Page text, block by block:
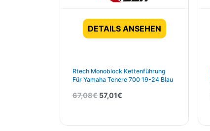
DETAILS ANSEHEN
Rtech Monoblock Kettenführung
Für Yamaha Tenere 700 19-24 Blau
67,08€ 57,01€